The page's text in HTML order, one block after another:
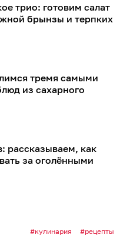
трио: готовим салат
брынзы и терпких
тремя самыми
из сахарного
рассказываем, как
за оголёнными
кулинария рецепты